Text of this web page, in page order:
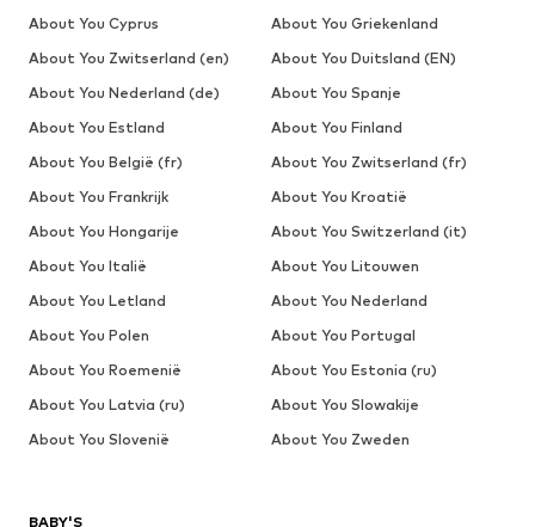
BABY'S
About You Cyprus
About You Griekenland
About You Zwitserland (en)
About You Duitsland (EN)
About You Nederland (de)
About You Spanje
About You Estland
About You Finland
About You België (fr)
About You Zwitserland (fr)
About You Frankrijk
About You Kroatië
About You Hongarije
About You Switzerland (it)
About You Italië
About You Litouwen
About You Letland
About You Nederland
About You Polen
About You Portugal
About You Roemenië
About You Estonia (ru)
About You Latvia (ru)
About You Slowakije
About You Slovenië
About You Zweden